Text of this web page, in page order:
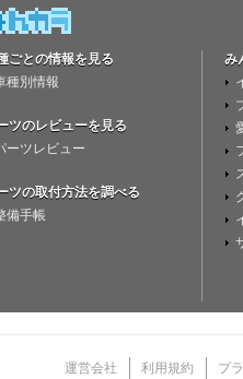
ごとの情報を見る
種別情報
ツのレビューを見る
ーツレビュー
ツの取付方法を調べる
備手帳
み
運営会社 利用規約 プ